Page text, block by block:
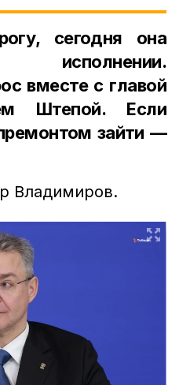
сегодня она
исполнении.
вместе с главой
Штепой. Если
зайти —
Владимиров.